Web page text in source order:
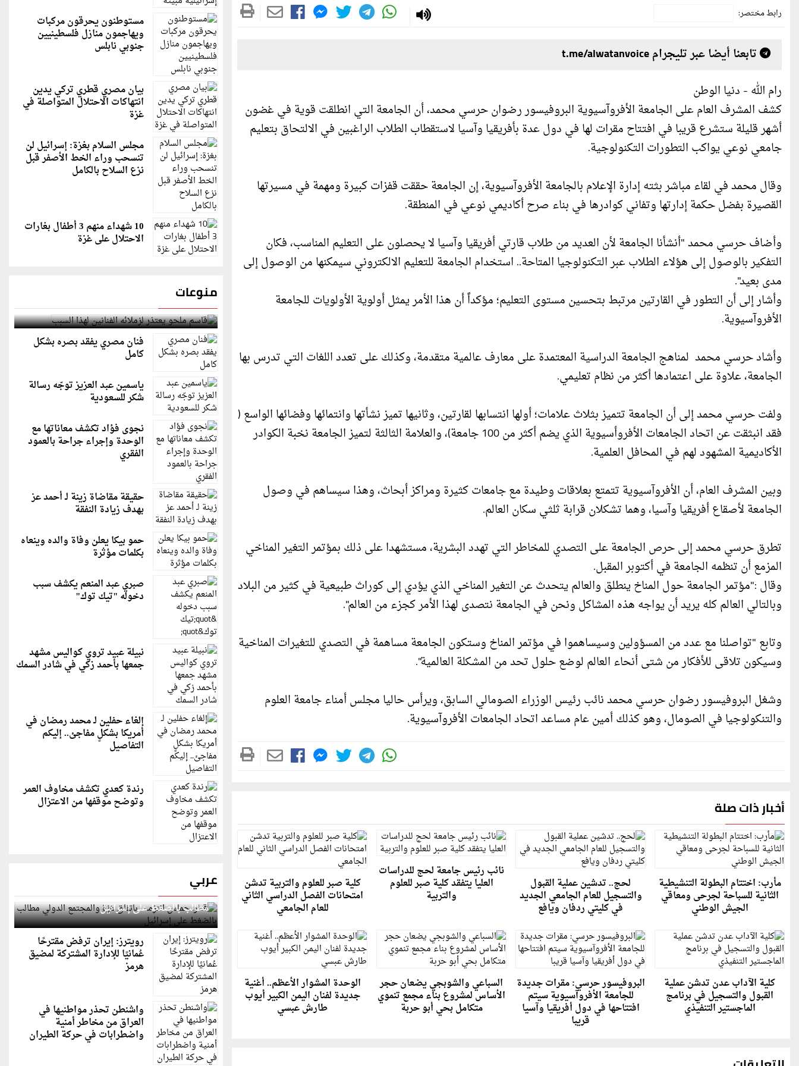
رابط مختصر:
تابعنا أيضا عبر تليجرام t.me/alwatanvoice
رام الله - دنيا الوطن
كشف المشرف العام على الجامعة الأفروآسيوية البروفيسور رضوان حرسي محمد، أن الجامعة التي انطلقت قوية في غضون
أشهر قليلة ستشرع قريبا في افتتاح مقرات لها في دول عدة بأفريقيا وآسيا لاستقطاب الطلاب الراغبين في الالتحاق بتعليم
جامعي نوعي يواكب التطورات التكنولوجية.
وقال محمد في لقاء مباشر بثته إدارة الإعلام بالجامعة الأفروآسيوية، إن الجامعة حققت قفزات كبيرة ومهمة في مسيرتها
القصيرة بفضل حكمة إدارتها وتفاني كوادرها في بناء صرح أكاديمي نوعي في المنطقة.
وأضاف حرسي محمد "أنشأنا الجامعة لأن العديد من طلاب قارتي أفريقيا وآسيا لا يحصلون على التعليم المناسب، فكان
التفكير بالوصول إلى هؤلاء الطلاب عبر التكنولوجيا المتاحة.. استخدام الجامعة للتعليم الالكتروني سيمكنها من الوصول إلى
مدى بعيد".
وأشار إلى أن التطور في القارتين مرتبط بتحسين مستوى التعليم؛ مؤكداً أن هذا الأمر يمثل أولوية الأولويات للجامعة
الأفروآسيوية.
وأشاد حرسي محمد لمناهج الجامعة الدراسية المعتمدة على معارف عالمية متقدمة، وكذلك على تعدد اللغات التي تدرس بها
الجامعة، علاوة على اعتمادها أكثر من نظام تعليمي.
ولفت حرسي محمد إلى أن الجامعة تتميز بثلاث علامات؛ أولها انتسابها لقارتين، وثانيها تميز نشأتها وانتمائها وفضائها الواسع (
فقد انبثقت عن اتحاد الجامعات الأفروأسيوية الذي يضم أكثر من 100 جامعة)، والعلامة الثالثة لتميز الجامعة نخبة الكوادر
الأكاديمية المشهود لهم في المحافل العلمية.
وبين المشرف العام، أن الأفروآسيوية تتمتع بعلاقات وطيدة مع جامعات كثيرة ومراكز أبحاث، وهذا سيساهم في وصول
الجامعة لأصقاع أفريقيا وآسيا، وهما تشكلان قرابة ثلثي سكان العالم.
تطرق حرسي محمد إلى حرص الجامعة على التصدي للمخاطر التي تهدد البشرية، مستشهدا على ذلك بمؤتمر التغير المناخي
المزمع أن تنظمه الجامعة في أكتوبر المقبل.
وقال :"مؤتمر الجامعة حول المناخ ينطلق والعالم يتحدث عن التغير المناخي الذي يؤدي إلى كوراث طبيعية في كثير من البلاد
وبالتالي العالم كله يريد أن يواجه هذه المشاكل ونحن في الجامعة نتصدى لهذا الأمر كجزء من العالم".
وتابع "تواصلنا مع عدد من المسؤولين وسيساهموا في مؤتمر المناخ وستكون الجامعة مساهمة في التصدي للتغيرات المناخية
وسيكون تلاقى للأفكار من شتى أنحاء العالم لوضع حلول تحد من المشكلة العالمية".
وشغل البروفيسور رضوان حرسي محمد نائب رئيس الوزراء الصومالي السابق، ويرأس حاليا مجلس أمناء جامعة العلوم
والتنكولوجيا في الصومال، وهو كذلك أمين عام مساعد اتحاد الجامعات الأفروآسيوية.
أخبار ذات صلة
مأرب: اختتام البطولة التنشيطية
الثانية للسباحة لجرحى ومعاقي
الجيش الوطني
لحج.. تدشين عملية القبول
والتسجيل للعام الجامعي الجديد
في كليتي ردفان ويافع
نائب رئيس جامعة لحج للدراسات
العليا يتفقد كلية صبر للعلوم
والتربية
كلية صبر للعلوم والتربية تدشن
امتحانات الفصل الدراسي الثاني
للعام الجامعي
كلية الآداب عدن تدشن عملية
القبول والتسجيل في برنامج
الماجستير التنفيذي
البروفيسور حرسي: مقرات جديدة
للجامعة الأفروآسيوية سيتم
افتتاحها في دول أفريقيا وآسيا
قريبا
السباعي والشوبجي يضعان حجر
الأساس لمشروع بناء مجمع تنموي
متكامل بحي أبو حربة
الوحدة المشوار الأعظم.. أغنية
جديدة لفنان اليمن الكبير أيوب
طارش عبسي
مستوطنون يحرقون مركبات
ويهاجمون منازل فلسطينيين
جنوبي نابلس
بيان مصري قطري تركي يدين
انتهاكات الاحتلال المتواصلة في
غزة
مجلس السلام بغزة: إسرائيل لن
تنسحب وراء الخط الأصفر قبل
نزع السلاح بالكامل
10 شهداء منهم 3 أطفال بغارات
الاحتلال على غزة
منوعات
قاسم ملحو يعتذر لزملائه الفنانين لهذا السبب
فنان مصري يفقد بصره بشكل
كامل
ياسمين عبد العزيز توجّه رسالة
شكر للسعودية
نجوى فؤاد تكشف معاناتها مع
الوحدة وإجراء جراحة بالعمود
الفقري
حقيقة مقاضاة زينة لـ أحمد عز
بهدف زيادة النفقة
حمو بيكا يعلن وفاة والده وينعاه
بكلمات مؤثرة
صبري عبد المنعم يكشف سبب
دخوله "تيك توك"
نبيلة عبيد تروي كواليس مشهد
جمعها بأحمد زكي في شادر السمك
إلغاء حفلين لـ محمد رمضان في
أمريكا بشكلٍ مفاجئ.. إليكم
التفاصيل
رندة كعدي تكشف مخاوف العمر
وتوضح موقفها من الاعتزال
عربي
قطر: حماس التزمت باتفاق غزة والمجتمع الدولي
مطالب بالضغط على إسرائيل
رويترز: إيران ترفض مقترحًا
عُمانيًا للإدارة المشتركة لمضيق
هرمز
واشنطن تحذر مواطنيها في
العراق من مخاطر أمنية
واضطرابات في حركة الطيران